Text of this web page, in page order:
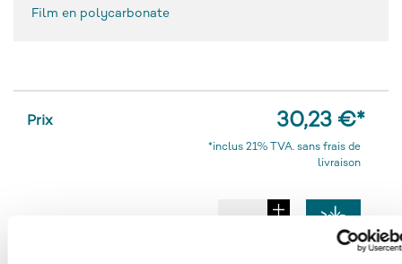
Film en polycarbonate
Prix 30,23 €*
*inclus 21% TVA. sans frais de
livraison